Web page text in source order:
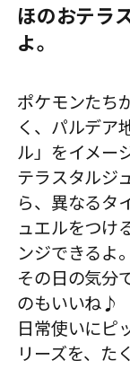
ほのおテラ
よ。
ポケモンたち
く、パルデア
ル」をイメー
テラスタルジ
ら、異なるタ
ュエルをつけ
ンジできるよ。
その日の気分
のもいいね♪
日常使いにピ
リーズを、た